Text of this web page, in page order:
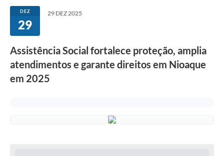
DEZ
29
29 DEZ 2025
Assistência Social fortalece proteção, amplia
atendimentos e garante direitos em Nioaque
em 2025